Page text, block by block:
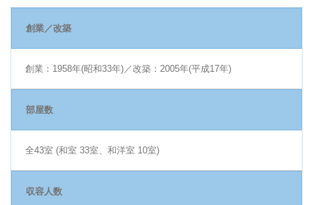
創業／改築
創業：1958年(昭和33年)／改築：2005年(平成17年)
部屋数
全43室 (和室 33室、和洋室 10室)
収容人数